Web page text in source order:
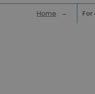
Home